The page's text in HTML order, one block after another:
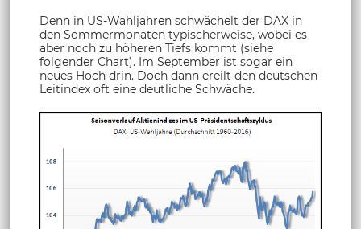
Denn in US-Wahljahren schwächelt der DAX in
den Sommermonaten typischerweise, wobei es
aber noch zu höheren Tiefs kommt (siehe
folgender Chart). Im September ist sogar ein
neues Hoch drin. Doch dann ereilt den deutschen
Leitindex oft eine deutliche Schwäche.